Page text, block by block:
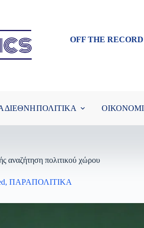
OFF THE
ΔΙΕΘΝΗΠΟΛΙΤΙΚΑ
αναζήτηση πολιτικού χώρου
, ΠΑΡΑΠΟΛΙΤΙΚΑ